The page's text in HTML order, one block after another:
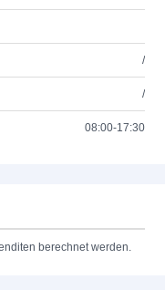
/
/
08:00-17:30
berechnet werden.